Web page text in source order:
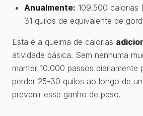
Anualmente: 109.500 calorias
31 quilos de equivalente de
Esta é a queima de calorias
atividade básica. Sem nenhuma
manter 10.000 passos diariamente
perder 25-30 quilos ao longo de
prevenir esse ganho de peso.